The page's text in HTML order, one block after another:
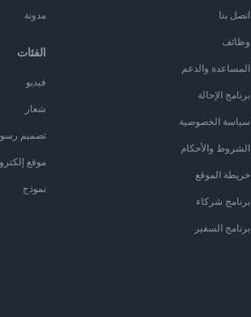
اتصل بنا
وظائف
المساعدة والدعم
برنامج الإحالة
سياسة الخصوصية
الشروط والأحكام
خريطة الموقع
برنامج شركاء
برنامج السفير
مدونة
الفئات
فيديو
شعار
تصميم
موقع
نموذج